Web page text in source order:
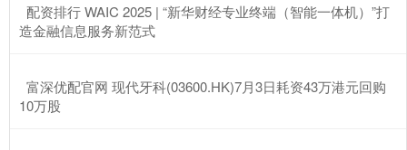
​配资排行 WAIC 2025 | “新华财经专业终端（智能一体机）”打
造金融信息服务新范式
​富深优配官网 现代牙科(03600.HK)7月3日耗资43万港元回购
10万股